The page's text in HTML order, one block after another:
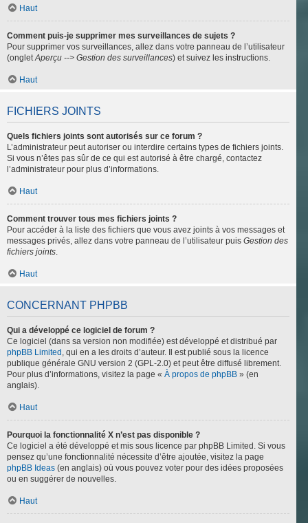
Haut
Comment puis-je supprimer mes surveillances de sujets ?
Pour supprimer vos surveillances, allez dans votre panneau de l’utilisateur
(ongletAperçu --> Gestion des surveillances) et suivez les instructions.
Haut
FICHIERS JOINTS
Quels fichiers joints sont autorisés sur ce forum ?
L’administrateur peut autoriser ou interdire certains types de fichiers joints.
Si vous n’êtes pas sûr de ce qui est autorisé à être chargé, contactez
l’administrateur pour plus d’informations.
Haut
Comment trouver tous mes fichiers joints ?
Pour accéder à la liste des fichiers que vous avez joints à vos messages et
messages privés, allez dans votre panneau de l’utilisateur puis Gestion des
fichiers joints.
Haut
CONCERNANT PHPBB
Qui a développé ce logiciel de forum ?
Ce logiciel (dans sa version non modifiée) est développé et distribué par
phpBB Limited , qui en a les droits d’auteur. Il est publié sous la licence
publique générale GNU version 2 (GPL-2.0) et peut être diffusé librement.
Pour plus d’informations, visitez la page « À propos de phpBB » (en
anglais).
Haut
Pourquoi la fonctionnalité X n’est pas disponible ?
Ce logiciel a été développé et mis sous licence par phpBB Limited. Si vous
pensez qu’une fonctionnalité nécessite d’être ajoutée, visitez la page
phpBB Ideas (en anglais) où vous pouvez voter pour des idées proposées
ou en suggérer de nouvelles.
Haut